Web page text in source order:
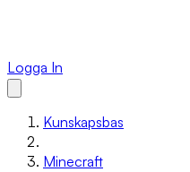
Logga In
Kunskapsbas
Minecraft